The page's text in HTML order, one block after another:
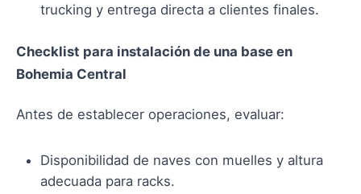
trucking y entrega directa a clientes finales.
Checklist para instalación de una base en
Bohemia Central
Antes de establecer operaciones, evaluar:
Disponibilidad de naves con muelles y altura
adecuada para racks.